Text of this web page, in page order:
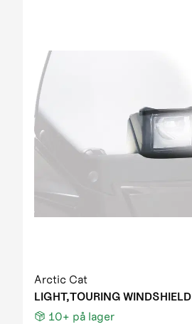
Arctic Cat
LIGHT,TOURING WINDSHIELD
10+ på lager